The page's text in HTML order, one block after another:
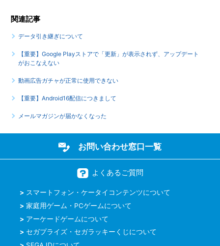
関連記事
データ引き継ぎについて
【重要】Google Playストアで「更新」が表示されず、アップデート
がおこなえない
動画広告ガチャが正常に使用できない
【重要】Android16配信につきまして
メールマガジンが届かなくなった
お問い合わせ窓口一覧
よくあるご質問
スマートフォン・ケータイコンテンツについて
家庭用ゲーム・PCゲームについて
アーケードゲームについて
セガプライズ・セガラッキーくじについて